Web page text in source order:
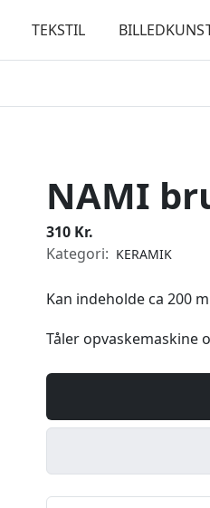
TEKSTIL
NAMI
310 Kr.
Kategori: KERAMIK
Kan indeholde ca 200
Tåler opvaskemaskine